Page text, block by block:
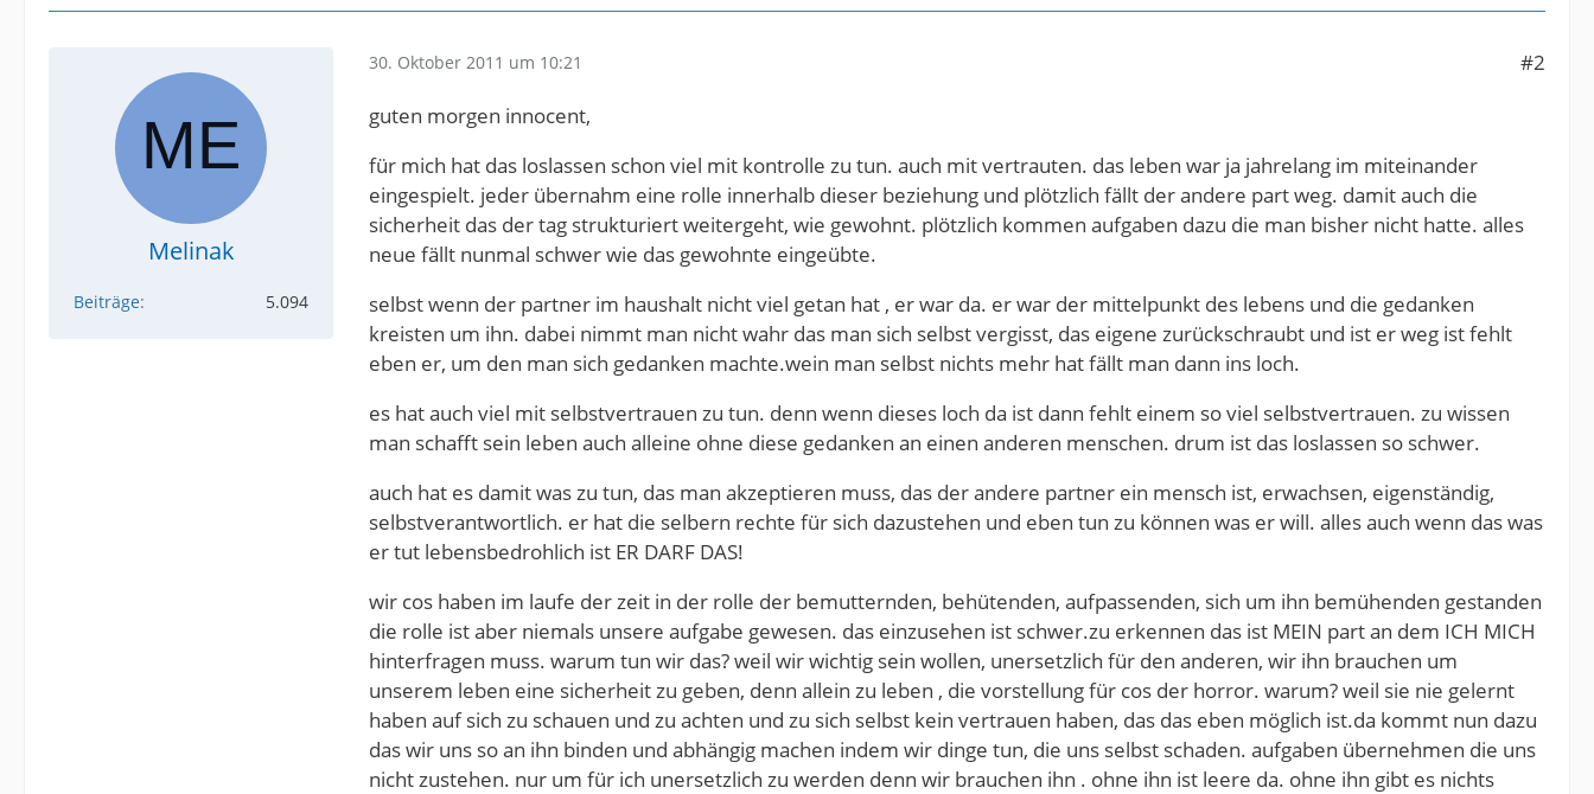
Melinak
Beiträge 5.094
30. Oktober 2011 um 10:21
#2
guten morgen innocent,
für mich hat das loslassen schon viel mit kontrolle zu tun. auch mit vertrauten. das leben war ja jahrelang im miteinander
eingespielt. jeder übernahm eine rolle innerhalb dieser beziehung und plötzlich fällt der andere part weg. damit auch die
sicherheit das der tag strukturiert weitergeht, wie gewohnt. plötzlich kommen aufgaben dazu die man bisher nicht hatte. alles
neue fällt nunmal schwer wie das gewohnte eingeübte.
selbst wenn der partner im haushalt nicht viel getan hat , er war da. er war der mittelpunkt des lebens und die gedanken
kreisten um ihn. dabei nimmt man nicht wahr das man sich selbst vergisst, das eigene zurückschraubt und ist er weg ist fehlt
eben er, um den man sich gedanken machte.wein man selbst nichts mehr hat fällt man dann ins loch.
es hat auch viel mit selbstvertrauen zu tun. denn wenn dieses loch da ist dann fehlt einem so viel selbstvertrauen. zu wissen
man schafft sein leben auch alleine ohne diese gedanken an einen anderen menschen. drum ist das loslassen so schwer.
auch hat es damit was zu tun, das man akzeptieren muss, das der andere partner ein mensch ist, erwachsen, eigenständig,
selbstverantwortlich. er hat die selbern rechte für sich dazustehen und eben tun zu können was er will. alles auch wenn das was
er tut lebensbedrohlich ist ER DARF DAS!
wir cos haben im laufe der zeit in der rolle der bemutternden, behütenden, aufpassenden, sich um ihn bemühenden gestanden
die rolle ist aber niemals unsere aufgabe gewesen. das einzusehen ist schwer.zu erkennen das ist MEIN part an dem ICH MICH
hinterfragen muss. warum tun wir das? weil wir wichtig sein wollen, unersetzlich für den anderen, wir ihn brauchen um
unserem leben eine sicherheit zu geben, denn allein zu leben , die vorstellung für cos der horror. warum? weil sie nie gelernt
haben auf sich zu schauen und zu achten und zu sich selbst kein vertrauen haben, das das eben möglich ist.da kommt nun dazu
das wir uns so an ihn binden und abhängig machen indem wir dinge tun, die uns selbst schaden. aufgaben übernehmen die uns
nicht zustehen. nur um für ich unersetzlich zu werden denn wir brauchen ihn . ohne ihn ist leere da. ohne ihn gibt es nichts